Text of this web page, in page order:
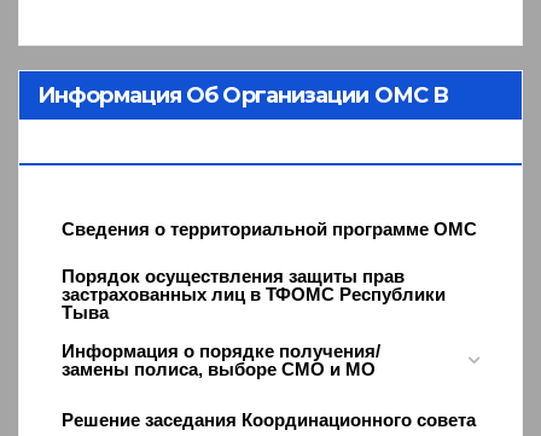
Информация Об Организации ОМС В
Сведения о территориальной программе ОМС
Порядок осуществления защиты прав
застрахованных лиц в ТФОМС Республики
Тыва
Информация о порядке получения/
замены полиса, выборе СМО и МО
Решение заседания Координационного совета